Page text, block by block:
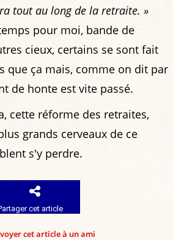
tout au long de la retraite. »
pour moi, bande de
cieux, certains se sont fait
que ça mais, comme on dit par
de honte est vite passé.
cette réforme des retraites,
grands cerveaux de ce
s'y perdre.
cet article
cet article à un ami